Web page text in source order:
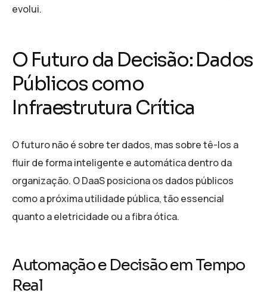
evolui.
O Futuro da Decisão: Dados
Públicos como
Infraestrutura Crítica
O futuro não é sobre ter dados, mas sobre tê-los a
fluir de forma inteligente e automática dentro da
organização. O DaaS posiciona os dados públicos
como a próxima utilidade pública, tão essencial
quanto a eletricidade ou a fibra ótica.
Automação e Decisão em Tempo
Real